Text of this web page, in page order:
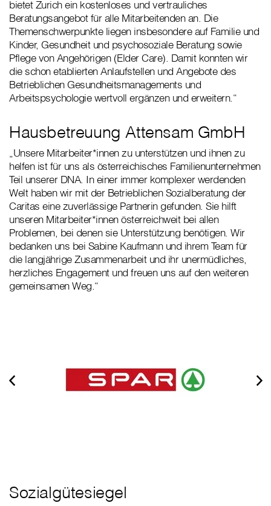
bietet Zurich ein kostenloses und vertrauliches
Beratungsangebot für alle Mitarbeitenden an. Die
Themenschwerpunkte liegen insbesondere auf Familie und
Kinder, Gesundheit und psychosoziale Beratung sowie
Pflege von Angehörigen (Elder Care). Damit konnten wir
die schon etablierten Anlaufstellen und Angebote des
Betrieblichen Gesundheitsmanagements und
Arbeitspsychologie wertvoll ergänzen und erweitern.“
Hausbetreuung Attensam GmbH
„Unsere Mitarbeiter*innen zu unterstützen und ihnen zu
helfen ist für uns als österreichisches Familienunternehmen
Teil unserer DNA. In einer immer komplexer werdenden
Welt haben wir mit der Betrieblichen Sozialberatung der
Caritas eine zuverlässige Partnerin gefunden. Sie hilft
unseren Mitarbeiter*innen österreichweit bei allen
Problemen, bei denen sie Unterstützung benötigen. Wir
bedanken uns bei Sabine Kaufmann und ihrem Team für
die langjährige Zusammenarbeit und ihr unermüdliches,
herzliches Engagement und freuen uns auf den weiteren
gemeinsamen Weg.“
Sozialgütesiegel